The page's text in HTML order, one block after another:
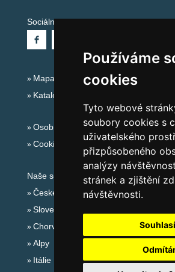
Používáme
cookies
Tyto webové
soubory cookies s
uživatelského
přizpůsobeného
analýzy
stránek a zjištění
návštěvnosti.
Sociální sítě:
Mapa serveru Alpy - Švýcarsko
Katalog ubytování
Osobní údaje
Cookies
Naše servery:
České hory
Slovenské hory
Chorvatsko
Alpy
Itálie